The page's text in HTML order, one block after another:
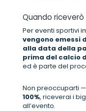
Quando
Per eventi sportivi
vengono emessi
alla data della
prima del calcio
ed è parte del
Non preoccuparti
100%, riceverai i
all’evento.